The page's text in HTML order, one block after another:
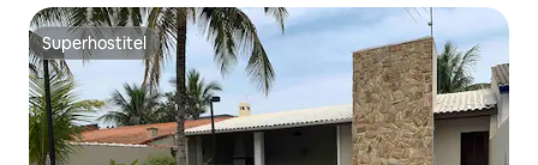
Superhostiteľ
Superhostiteľ